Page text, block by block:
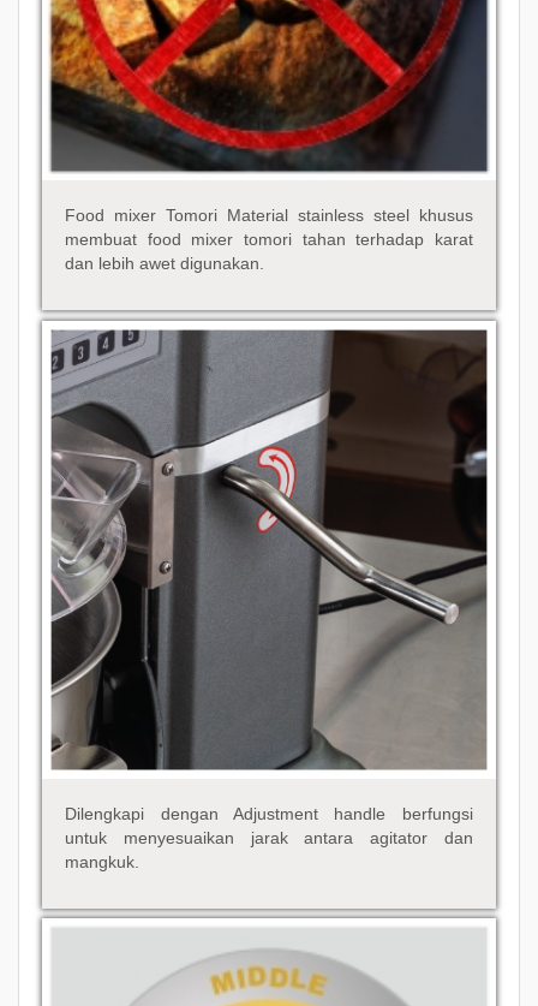
Food mixer Tomori Material stainless steel khusus
membuat food mixer tomori tahan terhadap karat
dan lebih awet digunakan.
Dilengkapi dengan Adjustment handle berfungsi
untuk menyesuaikan jarak antara agitator dan
mangkuk.